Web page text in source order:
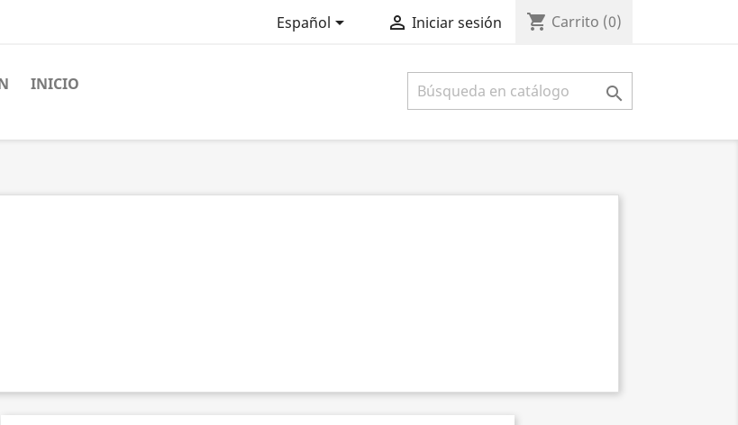
Español  Iniciar sesión shopping_cart Carrito (0)
INICIO 